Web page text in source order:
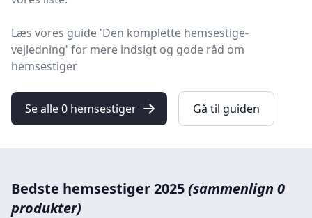
Læs vores guide 'Den komplette hemsestige-
vejledning' for mere indsigt og gode råd om
hemsestiger
Se alle 0 hemsestiger Gå til guiden
Bedste hemsestiger 2025(sammenlign 0
produkter)